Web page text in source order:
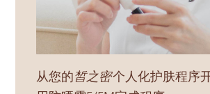
从您的皙之密个人化护肤程序